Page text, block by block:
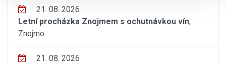
21. 08. 2026
Letní procházka Znojmem s ochutnávkou vín,
Znojmo
21. 08. 2026